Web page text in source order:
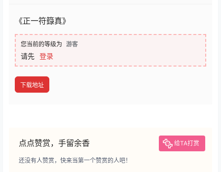
《正一符籙真》
您当前的等级为 游客
请先 登录
下载地址
点点赞赏，手留余香 给TA打赏
还没有人赞赏，快来当第一个赞赏的人吧！